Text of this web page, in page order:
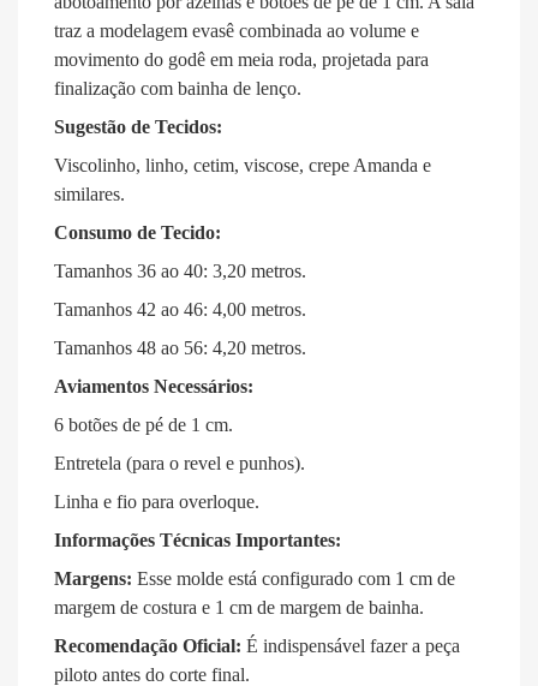
traz a modelagem evasê combinada ao volume e
movimento do godê em meia roda, projetada para
finalização com bainha de lenço.
Sugestão de Tecidos:
Viscolinho, linho, cetim, viscose, crepe Amanda e
similares.
Consumo de Tecido:
Tamanhos 36 ao 40: 3,20 metros.
Tamanhos 42 ao 46: 4,00 metros.
Tamanhos 48 ao 56: 4,20 metros.
Aviamentos Necessários:
6 botões de pé de 1 cm.
Entretela (para o revel e punhos).
Linha e fio para overloque.
Informações Técnicas Importantes:
Margens: Esse molde está configurado com 1 cm de
margem de costura e 1 cm de margem de bainha.
Recomendação Oficial: É indispensável fazer a peça
piloto antes do corte final.